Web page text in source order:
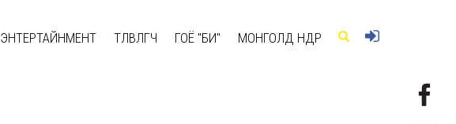
ЭНТЕРТАЙНМЕНТ ТӨЛӨВЛӨГЧ ГОЁ "БИ" МОНГОЛД ӨНӨӨДӨР